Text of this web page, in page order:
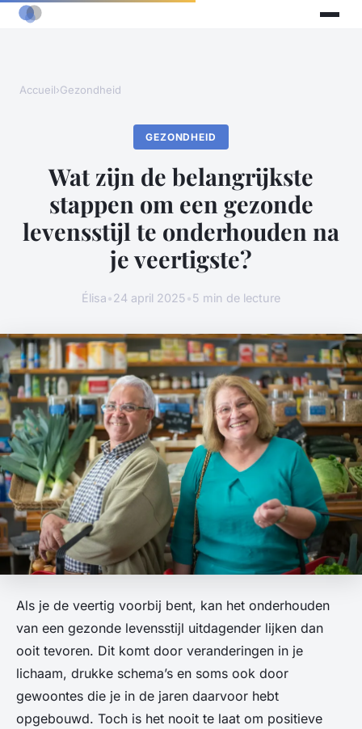
Accueil›Gezondheid
GEZONDHEID
Wat zijn de belangrijkste
stappen om een gezonde
levensstijl te onderhouden na
je veertigste?
Élisa•24 april 2025•5 min de lecture
Als je de veertig voorbij bent, kan het onderhouden
van een gezonde levensstijl uitdagender lijken dan
ooit tevoren. Dit komt door veranderingen in je
lichaam, drukke schema’s en soms ook door
gewoontes die je in de jaren daarvoor hebt
opgebouwd. Toch is het nooit te laat om positieve